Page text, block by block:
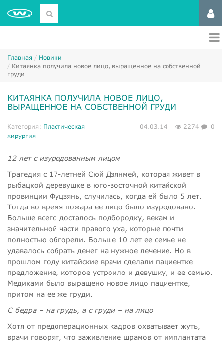
Главная
Новини
​Китаянка получила новое лицо, выращенное на собственной
груди
​КИТАЯНКА ПОЛУЧИЛА НОВОЕ ЛИЦО,
ВЫРАЩЕННОЕ НА СОБСТВЕННОЙ ГРУДИ
Категория: Пластическая
хирургия
04.03.14 2274 0
12 лет с изуродованным лицом
Трагедия с 17-летней Сюй Дзянмей, которая живет в
рыбацкой деревушке в юго-восточной китайской
провинции Фуцзянь, случилась, когда ей было 5 лет.
Тогда во время пожара ее лицо было изуродовано.
Больше всего досталось подбородку, векам и
значительной части правого уха, которые почти
полностью обгорели. Больше 10 лет ее семье не
удавалось собрать денег на нужное лечение. Но в
прошлом году китайские врачи сделали пациентке
предложение, которое устроило и девушку, и ее семью.
Медиками было выращено новое лицо пациентке,
притом на ее же груди.
С бедра – на грудь, а с груди – на лицо
Хотя от предоперационных кадров охватывает жуть,
врачи говорят, что заживление шрамов от имплантата